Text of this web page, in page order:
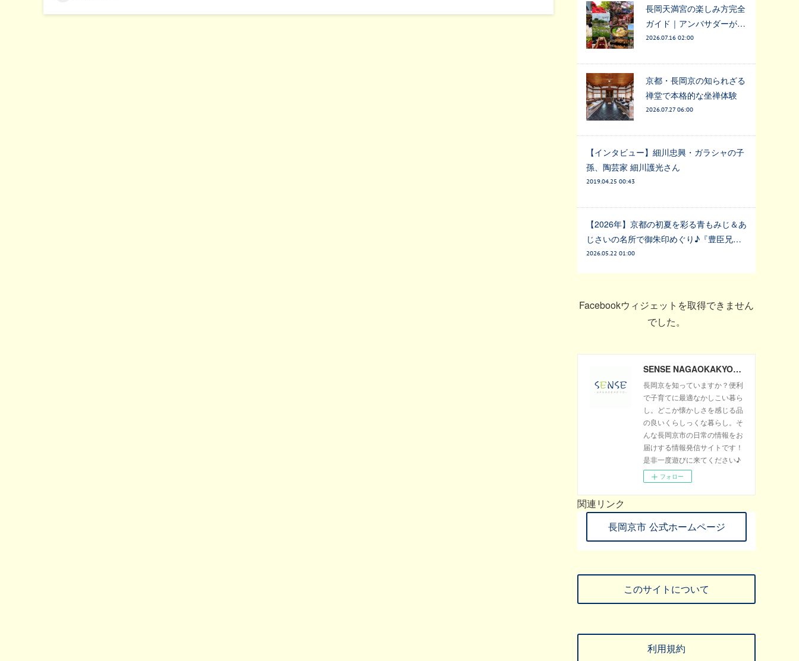
長岡天満宮の楽しみ方完全
ガイド｜アンバサダーが…
2026.07.16 02:00
京都・長岡京の知られざる
禅堂で本格的な坐禅体験
2026.07.27 06:00
【インタビュー】細川忠興・ガラシャの子
孫、陶芸家 細川護光さん
2019.04.25 00:43
【2026年】京都の初夏を彩る青もみじ＆あ
じさいの名所で御朱印めぐり♪『豊臣兄…
2026.05.22 01:00
Facebookウィジェットを取得できません
でした。
SENSE NAGAOKAKYO ～長岡京市のサブサイト～
長岡京を知っていますか？便利
で子育てに最適なかしこい暮ら
し。どこか懐かしさを感じる品
の良いくらしっくな暮らし。そ
んな長岡京市の日常の情報をお
届けする情報発信サイトです！
是非一度遊びに来てください♪
フォロー
関連リンク
長岡京市 公式ホームページ
このサイトについて
利用規約